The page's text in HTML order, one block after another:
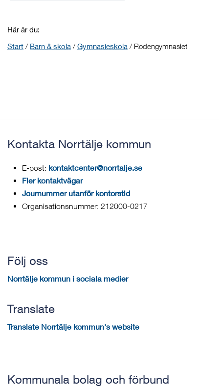
Här är du:
Start / Barn & skola / Gymnasieskola / Rodengymnasiet
Kontakta Norrtälje kommun
E-post: kontaktcenter@norrtalje.se
Fler kontaktvägar
Journummer utanför kontorstid
Organisationsnummer: 212000-0217
Följ oss
Norrtälje kommun i sociala medier
Translate
Translate Norrtälje kommun's website
Kommunala bolag och förbund